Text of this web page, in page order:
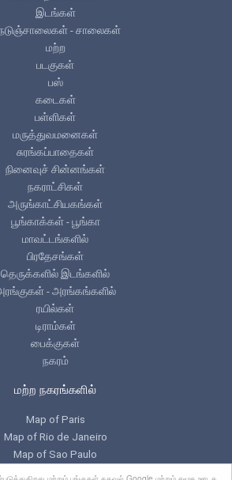
இடங்கள்
- சாலைகள்
மற்ற
படகுகள்
பஸ்
கடைகள்
பள்ளிகள்
மருத்துவமனைகள்
சுரங்கப்பாதைகள்
நினைவுச் சின்னங்கள்
நகராட்சிகள்
அருங்காட்சியகங்கள்
பூங்காக்கள் - பூங்கா
மாவட்டங்களில்
பிரதேசங்கள்
தெருக்களில் இடங்களில்
- அரங்கங்களில்
ரயில்கள்
டிராம்கள்
பைக்குகள்
நகரம்
மற்ற நகரங்களில்
Map of Paris
Map of Rio de Janeiro
Map of Sao Paulo